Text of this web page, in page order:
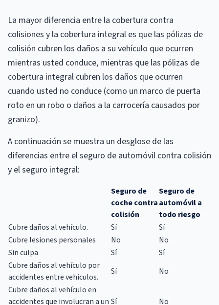
La mayor diferencia entre la cobertura contra
colisiones y la cobertura integral es que las pólizas de
colisión cubren los daños a su vehículo que ocurren
mientras usted conduce, mientras que las pólizas de
cobertura integral cubren los daños que ocurren
cuando usted no conduce (como un marco de puerta
roto en un robo o daños a la carrocería causados ​​por
granizo).
A continuación se muestra un desglose de las
diferencias entre el seguro de automóvil contra colisión
y el seguro integral:
Seguro de
coche contra
colisión
Seguro de
automóvil a
todo riesgo
Cubre daños al vehículo.
Sí
Sí
Cubre lesiones personales
No
No
Sin culpa
Sí
Sí
Cubre daños al vehículo por
accidentes entre vehículos.
Sí
No
Cubre daños al vehículo en
accidentes que involucran a un Sí No